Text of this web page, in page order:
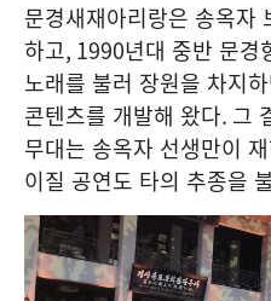
문경새재아리랑은 송옥자
하고, 1990년대 중반 문경
노래를 불러 장원을 차지
콘텐츠를 개발해 왔다. 그
무대는 송옥자 선생만이
이질 공연도 타의 추종을